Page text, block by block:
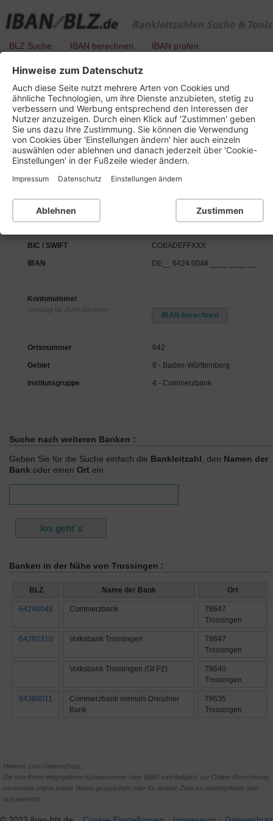
BLZ Suche IBAN berechnen IBAN prüfen
BLZ 642 400 48 - Commerzbank
Details zu dieser Bankleitzahl :
Kurzbezeichnung Commerzbank TR F-T48
BIC / SWIFT COBADEFFXXX
IBAN DE__ 6424 0048 ____ ____ __
Kontonummer
(benötigt für IBAN-Rechner)
Ortsnummer 642
Gebiet 6 - Baden-Württemberg
Institutsgruppe 4 - Commerzbank
Suche nach weiteren Banken :
Geben Sie für die Suche einfach die Bankleitzahl , den Namen der
Bank oder einen Ort ein.
Banken in der Nähe von Trossingen :
BLZ Name der Bank Ort
64240048 Commerzbank
78647
Trossingen
64292310 Volksbank Trossingen
78647
Trossingen
Volksbank Trossingen (Gf P2)
78640
Trossingen
64380011
Commerzbank vormals Dresdner
Bank
78635
Trossingen
Hinweis zum Datenschutz:
Die von Ihnen eingegebene Kontonummer oder IBAN wird lediglich zur Online-Berechnung
verwendet und in keiner Weise gespeichert oder für andere Zwecke weitergeleitet oder
ausgewertet.
Hinweise zum Datenschutz
Auch diese Seite nutzt mehrere Arten von Cookies und
ähnliche Technologien, um ihre Dienste anzubieten, stetig zu
verbessern und Werbung entsprechend den Interessen der
Nutzer anzuzeigen. Durch einen Klick auf 'Zustimmen' geben
Sie uns dazu Ihre Zustimmung. Sie können die Verwendung
von Cookies über 'Einstellungen ändern' hier auch einzeln
auswählen oder ablehnen und danach jederzeit über 'Cookie-
Einstellungen' in der Fußzeile wieder ändern.
Impressum Datenschutz Einstellungen ändern
Ablehnen Zustimmen